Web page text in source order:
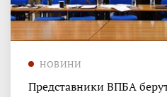
НОВИНИ
Представники ВПБА